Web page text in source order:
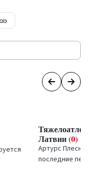
Латвии(0)
Артурс
последние